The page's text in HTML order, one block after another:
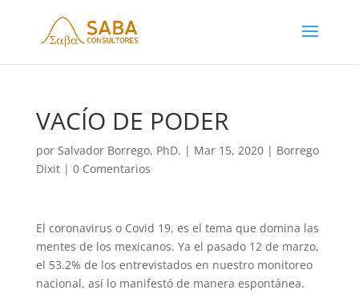
VACÍO DE PODER
por Salvador Borrego, PhD. | Mar 15, 2020| Borrego
Dixit| 0 Comentarios
El coronavirus o Covid 19, es el tema que domina las
mentes de los mexicanos. Ya el pasado 12 de marzo,
el 53.2% de los entrevistados en nuestro monitoreo
nacional, así lo manifestó de manera espontánea.